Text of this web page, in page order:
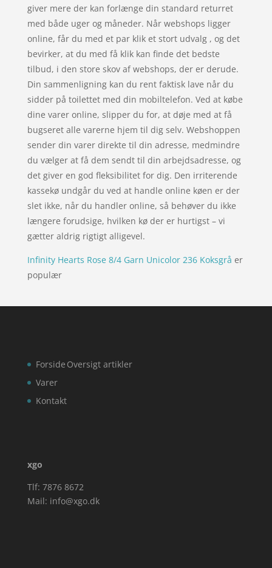
giver mere der kan forlænge din standard returret
med både uger og måneder. Når webshops ligger
online, får du med et par klik et stort udvalg , og det
bevirker, at du med få klik kan finde det bedste
tilbud, i den store skov af webshops, der er derude.
Din sammenligning kan du rent faktisk lave når du
sidder på toilettet med din mobiltelefon. Ved at købe
dine varer online, slipper du for, at døje med at få
bugseret alle varerne hjem til dig selv. Webshoppen
sender din varer direkte til din adresse, medmindre
du vælger at få dem sendt til din arbejdsadresse, og
det giver en god fleksibilitet for dig. Den irriterende
kassekø undgår du ved at handle online køen er der
slet ikke, når du handler online, så behøver du ikke
længere forudsige, hvilken kø der er hurtigst – vi
gætter aldrig rigtigt alligevel.
Infinity Hearts Rose 8/4 Garn Unicolor 236 Koksgrå er
populær
Forside
Varer
Kontakt
Oversigt artikler
xgo
Tlf: 7876 8672
Mail: info@xgo.dk